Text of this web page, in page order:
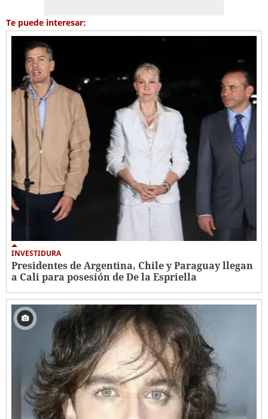
Te puede interesar:
INVESTIDURA
Presidentes de Argentina, Chile y Paraguay llegan
a Cali para posesión de De la Espriella